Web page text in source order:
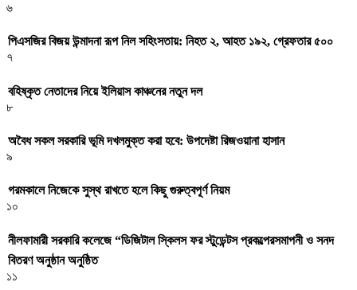
৬
পিএসজির বিজয় উন্মাদনা রূপ নিল সহিংসতায়: নিহত ২, আহত ১৯২, গ্রেফতার ৫০০
৭
বহিষ্কৃত নেতাদের নিয়ে ইলিয়াস কাঞ্চনের নতুন দল
৮
অবৈধ সকল সরকারি ভূমি দখলমুক্ত করা হবে: উপদেষ্টা রিজওয়ানা হাসান
৯
গরমকালে নিজেকে সুস্থ রাখতে হলে কিছু গুরুত্বপূর্ণ নিয়ম
১০
নীলফামারী সরকারি কলেজে “ডিজিটাল স্কিলস ফর স্টুডেন্টস প্রকল্পেরসমাপনী ও সনদ
বিতরণ অনুষ্ঠান অনুষ্ঠিত
১১